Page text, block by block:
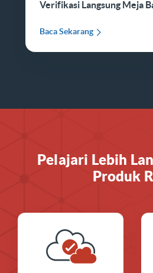
Verifikasi Langsung Meja
Baca Sekarang
Pelajari Lebih
Produk